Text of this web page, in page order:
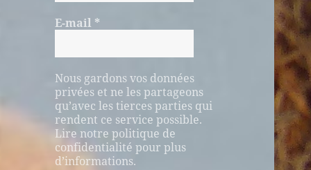
E-mail *
Nous gardons vos données
privées et ne les partageons
qu’avec les tierces parties qui
rendent ce service possible.
Lire notre politique de
confidentialité pour plus
d’informations.